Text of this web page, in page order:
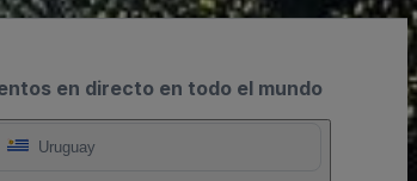
en directo en todo el mundo
Uruguay